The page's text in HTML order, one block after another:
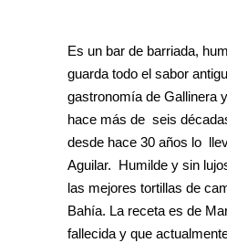
Es un bar de barriada,
guarda todo el sabor
gastronomía de Gallinera
hace más de seis
desde hace 30 años lo
Aguilar. Humilde y sin
las mejores tortillas de
Bahía. La receta es de
fallecida y que